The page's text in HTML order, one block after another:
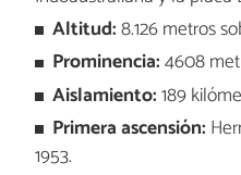
Altitud:8.126 metros
Prominencia:4608
Aislamiento:189
Primera ascensión:
1953.